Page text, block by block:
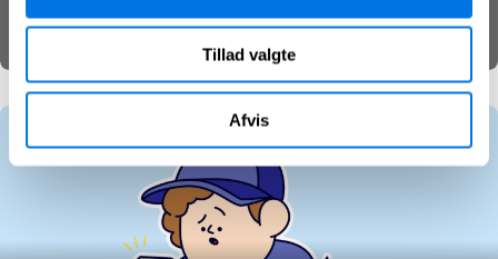
Tillad valgte
Afvis
Mediekendskab Påvirkningsoperationer SecPedia